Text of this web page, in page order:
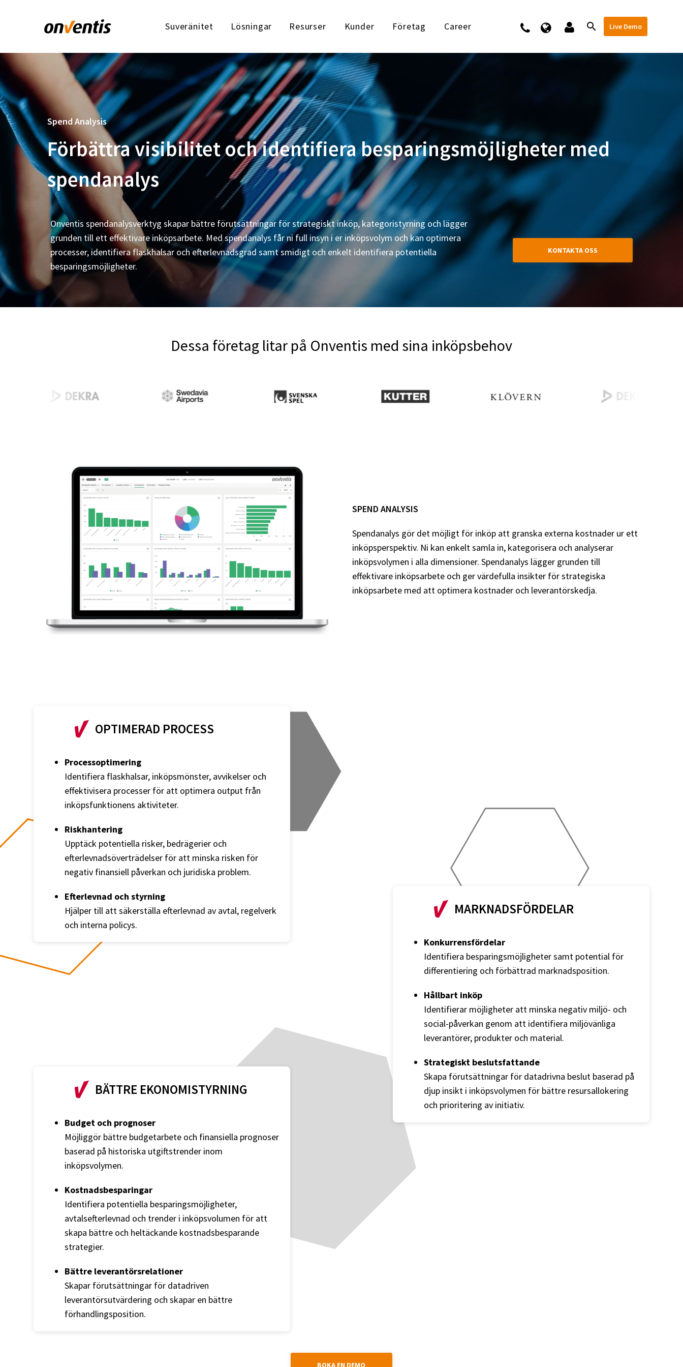
Suveränitet Lösningar Resurser Kunder Företag Career Kontakt Live Demo
Spend Analysis
Förbättra visibilitet och identifiera besparingsmöjligheter med
spendanalys
Onventis spendanalysverktyg skapar bättre förutsättningar för strategiskt inköp, kategoristyrning och lägger
grunden till ett effektivare inköpsarbete. Med spendanalys får ni full insyn i er inköpsvolym och kan optimera
processer, identifiera flaskhalsar och efterlevnadsgrad samt smidigt och enkelt identifiera potentiella
besparingsmöjligheter.
KONTAKTA OSS
Dessa företag litar på Onventis med sina inköpsbehov
SPEND ANALYSIS
Spendanalys gör det möjligt för inköp att granska externa kostnader ur ett
inköpsperspektiv. Ni kan enkelt samla in, kategorisera och analyserar
inköpsvolymen i alla dimensioner. Spendanalys lägger grunden till
effektivare inköpsarbete och ger värdefulla insikter för strategiska
inköpsarbete med att optimera kostnader och leverantörskedja.
OPTIMERAD PROCESS
Processoptimering
Identifiera flaskhalsar, inköpsmönster, avvikelser och
effektivisera processer för att optimera output från
inköpsfunktionens aktiviteter.
Riskhantering
Upptäck potentiella risker, bedrägerier och
efterlevnadsöverträdelser för att minska risken för
negativ finansiell påverkan och juridiska problem.
Efterlevnad och styrning
Hjälper till att säkerställa efterlevnad av avtal, regelverk
och interna policys.
MARKNADSFÖRDELAR
Konkurrensfördelar
Identifiera besparingsmöjligheter samt potential för
differentiering och förbättrad marknadsposition.
Hållbart inköp
Identifierar möjligheter att minska negativ miljö- och
social-påverkan genom att identifiera miljövänliga
leverantörer, produkter och material.
Strategiskt beslutsfattande
Skapa förutsättningar för datadrivna beslut baserad på
djup insikt i inköpsvolymen för bättre resursallokering
och prioritering av initiativ.
BÄTTRE EKONOMISTYRNING
Budget och prognoser
Möjliggör bättre budgetarbete och finansiella prognoser
baserad på historiska utgiftstrender inom
inköpsvolymen.
Kostnadsbesparingar
Identifiera potentiella besparingsmöjligheter,
avtalsefterlevnad och trender i inköpsvolumen för att
skapa bättre och heltäckande kostnadsbesparande
strategier.
Bättre leverantörsrelationer
Skapar förutsättningar för datadriven
leverantörsutvärdering och skapar en bättre
förhandlingsposition.
BOKA EN DEMO